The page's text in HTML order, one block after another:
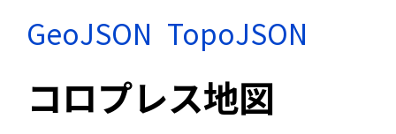
GeoJSON TopoJSON
コロプレス地図